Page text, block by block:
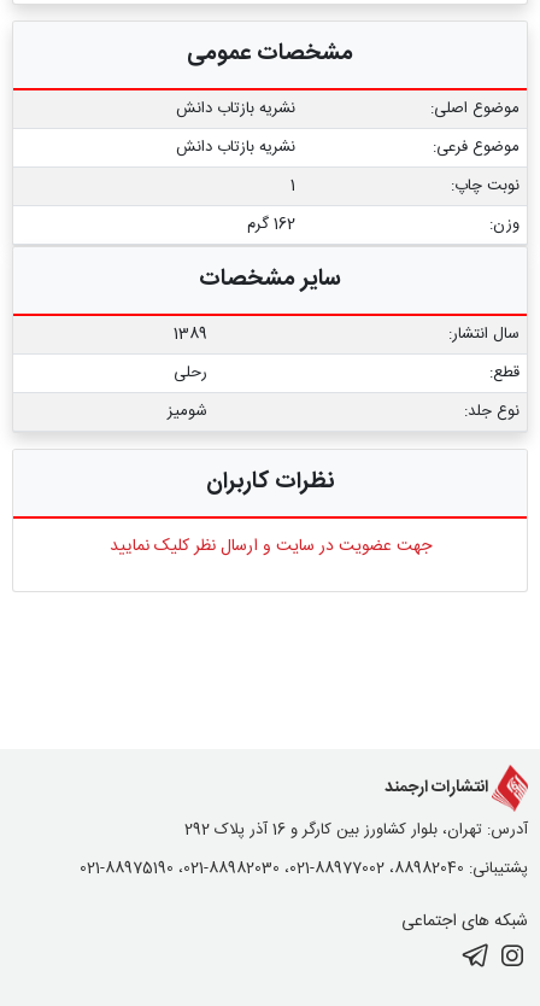
مشخصات عمومی
موضوع اصلی:
نشریه بازتاب دانش
موضوع فرعی:
نشریه بازتاب دانش
نوبت چاپ:
1
وزن:
162 گرم
سایر مشخصات
سال انتشار:
1389
قطع:
رحلی
نوع جلد:
شومیز
نظرات کاربران
جهت عضویت در سایت و ارسال نظر کلیک نمایید
انتشارات ارجمند
آدرس: تهران، بلوار کشاورز بین کارگر و 16 آذر پلاک 292
پشتیبانی: 88982040، 88977002-021، 88982030-021، 88975190-021
شبکه های اجتماعی